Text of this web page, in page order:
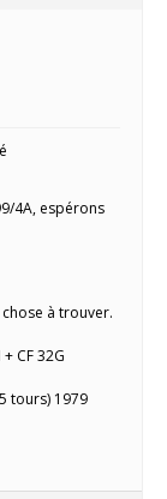
4A, espérons
à trouver.
CF 32G
tours) 1979